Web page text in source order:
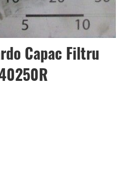
Capac Filtru